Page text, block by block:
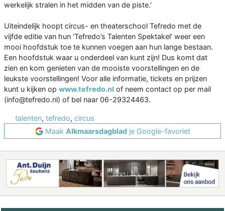
werkelijk stralen in het midden van de piste.’
Uiteindelijk hoopt circus- en theaterschool Tefredo met de
vijfde editie van hun ‘Tefredo’s Talenten Spektakel’ weer een
mooi hoofdstuk toe te kunnen voegen aan hun lange bestaan.
Een hoofdstuk waar u onderdeel van kunt zijn! Dus komt dat
zien en kom genieten van de mooiste voorstellingen en de
leukste voorstellingen! Voor alle informatie, tickets en prijzen
kunt u kijken op www.tefredo.nl of neem contact op per mail
(info@tefredo.nl) of bel naar 06-29324463.
talenten, tefredo, circus
Maak Alkmaarsdagbladje Google-favoriet